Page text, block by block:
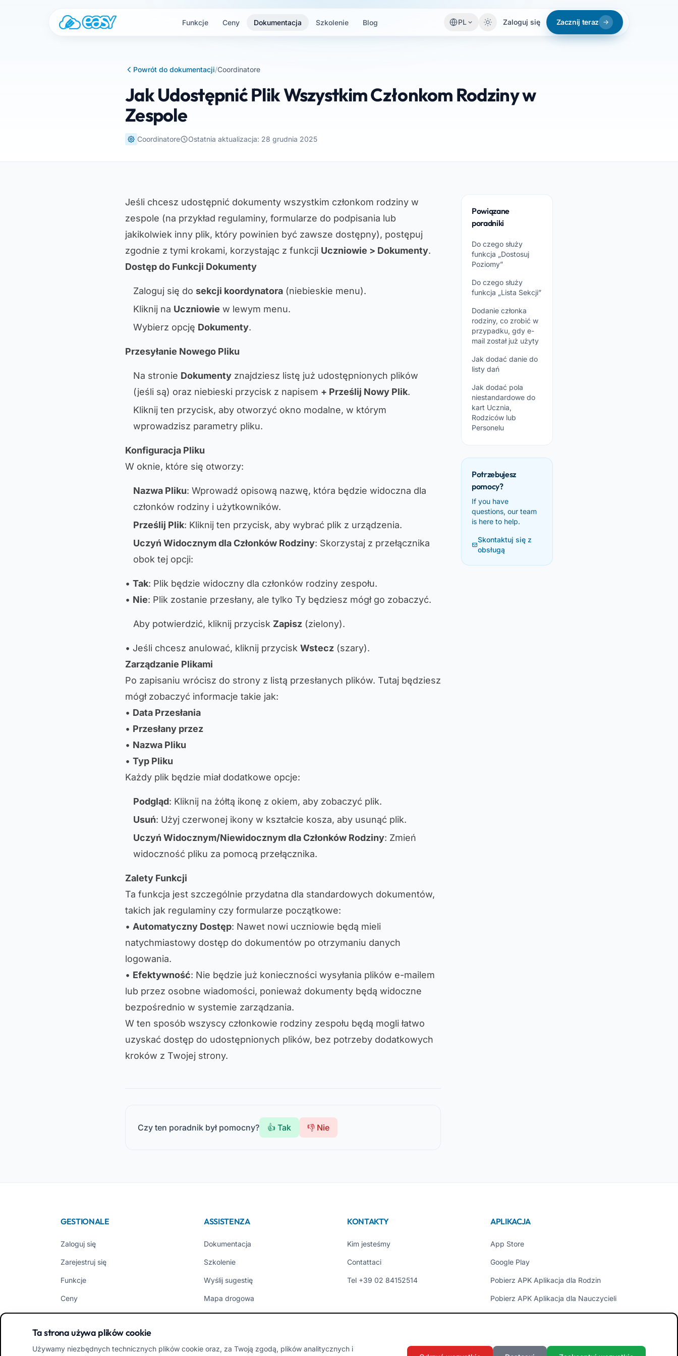
Funkcje Ceny Dokumentacja Szkolenie Blog PL Zaloguj się Zacznij teraz
Powrót do dokumentacji/Coordinatore
Jak Udostępnić Plik Wszystkim Członkom Rodziny w
Zespole
Coordinatore Ostatnia aktualizacja: 28 grudnia 2025
Jeśli chcesz udostępnić dokumenty wszystkim członkom rodziny w
zespole (na przykład regulaminy, formularze do podpisania lub
jakikolwiek inny plik, który powinien być zawsze dostępny), postępuj
zgodnie z tymi krokami, korzystając z funkcji Uczniowie > Dokumenty.
Dostęp do Funkcji Dokumenty
Zaloguj się do sekcji koordynatora (niebieskie menu).
Kliknij na Uczniowie w lewym menu.
Wybierz opcję Dokumenty.
Przesyłanie Nowego Pliku
Na stronie Dokumenty znajdziesz listę już udostępnionych plików
(jeśli są) oraz niebieski przycisk z napisem + Prześlij Nowy Plik.
Kliknij ten przycisk, aby otworzyć okno modalne, w którym
wprowadzisz parametry pliku.
Konfiguracja Pliku
W oknie, które się otworzy:
Nazwa Pliku: Wprowadź opisową nazwę, która będzie widoczna dla
członków rodziny i użytkowników.
Prześlij Plik: Kliknij ten przycisk, aby wybrać plik z urządzenia.
Uczyń Widocznym dla Członków Rodziny: Skorzystaj z przełącznika
obok tej opcji:
• Tak: Plik będzie widoczny dla członków rodziny zespołu.
• Nie: Plik zostanie przesłany, ale tylko Ty będziesz mógł go zobaczyć.
Aby potwierdzić, kliknij przycisk Zapisz (zielony).
• Jeśli chcesz anulować, kliknij przycisk Wstecz (szary).
Zarządzanie Plikami
Po zapisaniu wrócisz do strony z listą przesłanych plików. Tutaj będziesz
mógł zobaczyć informacje takie jak:
• Data Przesłania
• Przesłany przez
• Nazwa Pliku
• Typ Pliku
Każdy plik będzie miał dodatkowe opcje:
Podgląd: Kliknij na żółtą ikonę z okiem, aby zobaczyć plik.
Usuń: Użyj czerwonej ikony w kształcie kosza, aby usunąć plik.
Uczyń Widocznym/Niewidocznym dla Członków Rodziny: Zmień
widoczność pliku za pomocą przełącznika.
Zalety Funkcji
Ta funkcja jest szczególnie przydatna dla standardowych dokumentów,
takich jak regulaminy czy formularze początkowe:
• Automatyczny Dostęp: Nawet nowi uczniowie będą mieli
natychmiastowy dostęp do dokumentów po otrzymaniu danych
logowania.
• Efektywność: Nie będzie już konieczności wysyłania plików e-mailem
lub przez osobne wiadomości, ponieważ dokumenty będą widoczne
bezpośrednio w systemie zarządzania.
W ten sposób wszyscy członkowie rodziny zespołu będą mogli łatwo
uzyskać dostęp do udostępnionych plików, bez potrzeby dodatkowych
kroków z Twojej strony.
Czy ten poradnik był pomocny? 👍 Tak 👎 Nie
Powiązane
poradniki
Do czego służy
funkcja „Dostosuj
Poziomy”
Do czego służy
funkcja „Lista Sekcji”
Dodanie członka
rodziny, co zrobić w
przypadku, gdy e-
mail został już użyty
Jak dodać danie do
listy dań
Jak dodać pola
niestandardowe do
kart Ucznia,
Rodziców lub
Personelu
Potrzebujesz
pomocy?
If you have
questions, our team
is here to help.
Skontaktuj się z
obsługą
GESTIONALE
Zaloguj się
Zarejestruj się
Funkcje
Ceny
EasyNido
EasyInfanzia
ASSISTENZA
Dokumentacja
Szkolenie
Wyślij sugestię
Mapa drogowa
Opinioni Utenti
KONTAKTY
Kim jesteśmy
Contattaci
Tel +39 02 84152514
APLIKACJA
App Store
Google Play
Pobierz APK Aplikacja dla Rodzin
Pobierz APK Aplikacja dla Nauczycieli
Ta strona używa plików cookie
Używamy niezbędnych technicznych plików cookie oraz, za Twoją zgodą, plików analitycznych i